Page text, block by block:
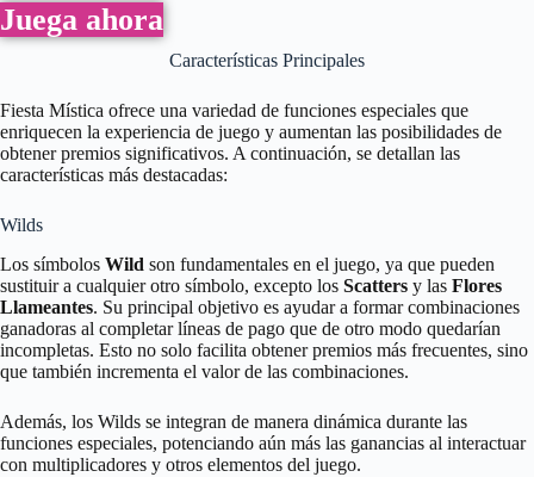
Juega ahora
Características Principales
Fiesta Mística ofrece una variedad de funciones especiales que
enriquecen la experiencia de juego y aumentan las posibilidades de
obtener premios significativos. A continuación, se detallan las
características más destacadas:
Wilds
Los símbolos Wild son fundamentales en el juego, ya que pueden
sustituir a cualquier otro símbolo, excepto los Scatters y las Flores
Llameantes. Su principal objetivo es ayudar a formar combinaciones
ganadoras al completar líneas de pago que de otro modo quedarían
incompletas. Esto no solo facilita obtener premios más frecuentes, sino
que también incrementa el valor de las combinaciones.
Además, los Wilds se integran de manera dinámica durante las
funciones especiales, potenciando aún más las ganancias al interactuar
con multiplicadores y otros elementos del juego.